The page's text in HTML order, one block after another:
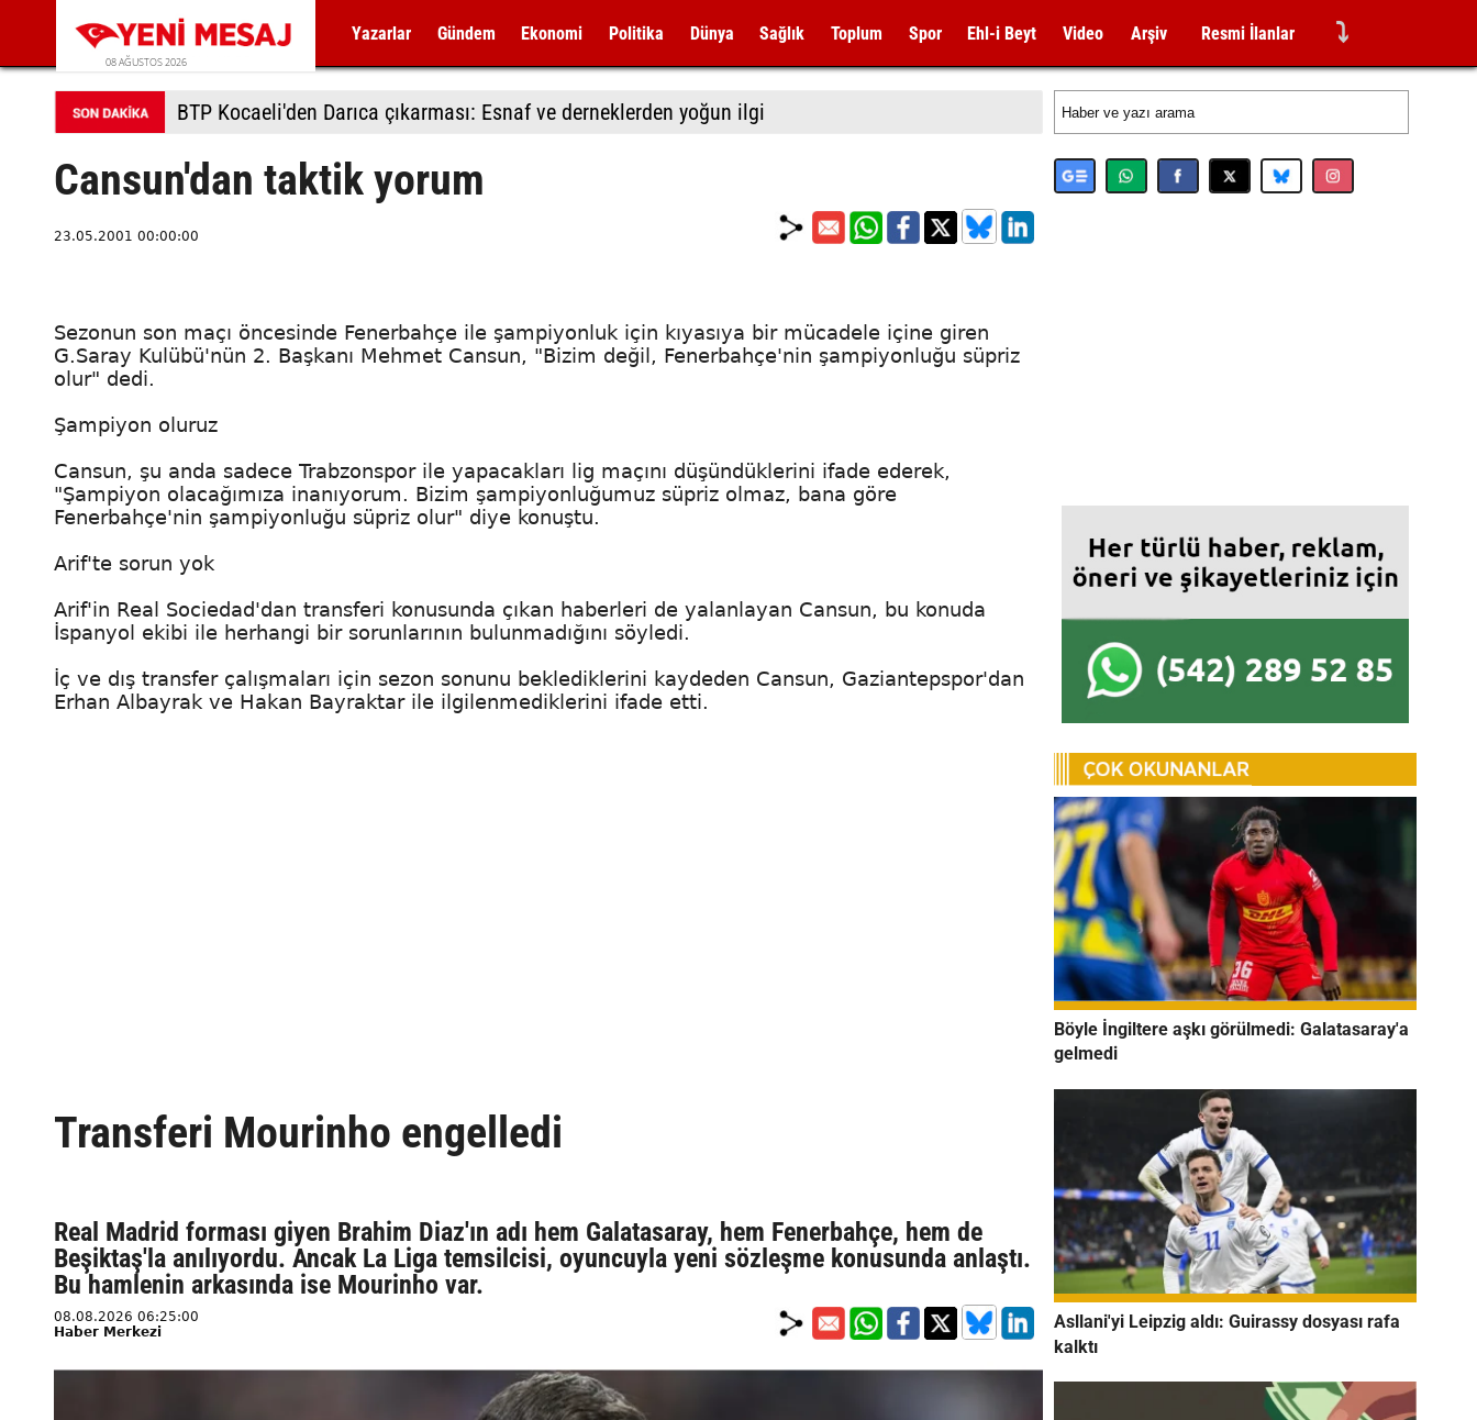
08 AĞUSTOS 2026
Yazarlar Gündem Ekonomi Politika Dünya Sağlık Toplum Spor Ehl-i Beyt Video Arşiv Resmi İlanlar ⤵
BTP Kocaeli'den Darıca çıkarması: Esnaf ve derneklerden yoğun ilgi
Cansun'dan taktik yorum
23.05.2001 00:00:00
Sezonun son maçı öncesinde Fenerbahçe ile şampiyonluk için kıyasıya bir mücadele içine giren
G.Saray Kulübü'nün 2. Başkanı Mehmet Cansun, "Bizim değil, Fenerbahçe'nin şampiyonluğu süpriz
olur" dedi.
Şampiyon oluruz
Cansun, şu anda sadece Trabzonspor ile yapacakları lig maçını düşündüklerini ifade ederek,
"Şampiyon olacağımıza inanıyorum. Bizim şampiyonluğumuz süpriz olmaz, bana göre
Fenerbahçe'nin şampiyonluğu süpriz olur" diye konuştu.
Arif'te sorun yok
Arif'in Real Sociedad'dan transferi konusunda çıkan haberleri de yalanlayan Cansun, bu konuda
İspanyol ekibi ile herhangi bir sorunlarının bulunmadığını söyledi.
İç ve dış transfer çalışmaları için sezon sonunu beklediklerini kaydeden Cansun, Gaziantepspor'dan
Erhan Albayrak ve Hakan Bayraktar ile ilgilenmediklerini ifade etti.
Transferi Mourinho engelledi
Real Madrid forması giyen Brahim Diaz'ın adı hem Galatasaray, hem Fenerbahçe, hem de
Beşiktaş'la anılıyordu. Ancak La Liga temsilcisi, oyuncuyla yeni sözleşme konusunda anlaştı.
Bu hamlenin arkasında ise Mourinho var.
08.08.2026 06:25:00
Haber Merkezi
Böyle İngiltere aşkı görülmedi: Galatasaray'a
gelmedi
Asllani'yi Leipzig aldı: Guirassy dosyası rafa
kalktı